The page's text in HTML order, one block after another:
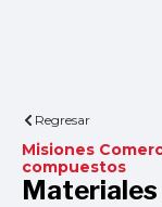
Regresar
Misiones
compuestos